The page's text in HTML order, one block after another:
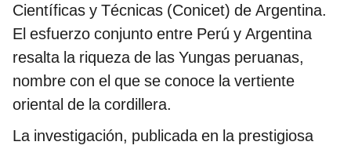
Científicas y Técnicas (Conicet) de Argentina.
El esfuerzo conjunto entre Perú y Argentina
resalta la riqueza de las Yungas peruanas,
nombre con el que se conoce la vertiente
oriental de la cordillera.
La investigación, publicada en la prestigiosa